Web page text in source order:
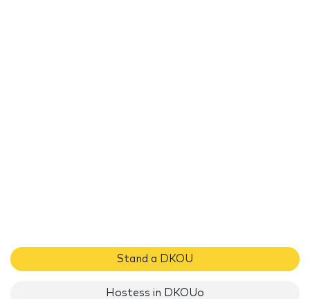
Stand a DKOU
Hostess in DKOUo